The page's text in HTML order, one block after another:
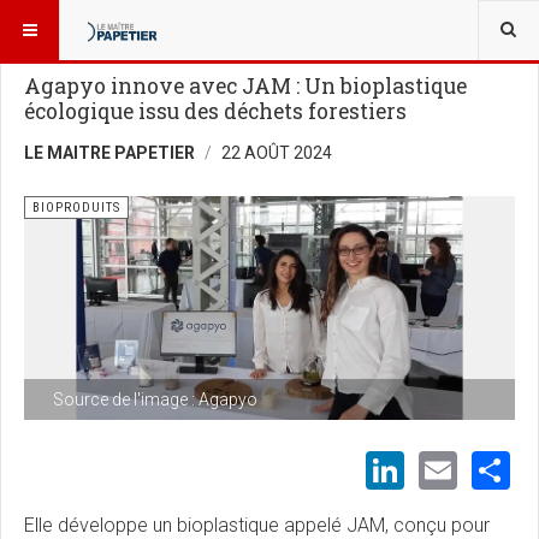
VOUS ÊTES ICI :
Agapyo innove avec JAM : Un bioplastique
écologique issu des déchets forestiers
LE MAITRE PAPETIER 22 AOÛT 2024
Source de l'image : Agapyo
BIOPRODUITS
Elle développe un bioplastique appelé JAM, conçu pour